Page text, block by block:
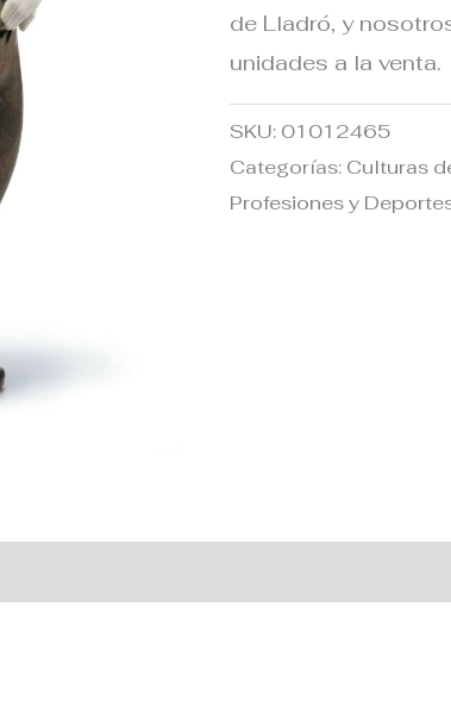
de Lladró, y
unidades a la venta.
SKU: 01012465
Categorías: Culturas
Profesiones y